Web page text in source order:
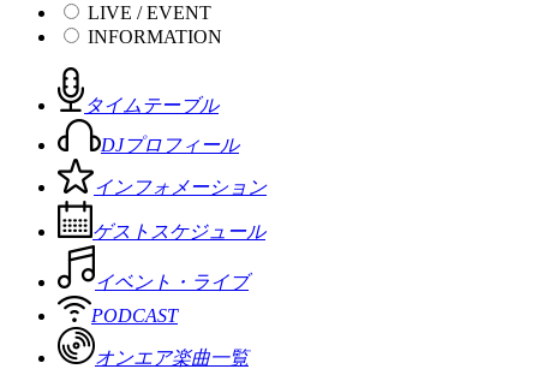
LIVE / EVENT
INFORMATION
タイムテーブル
DJプロフィール
インフォメーション
ゲストスケジュール
イベント・ライブ
PODCAST
オンエア楽曲一覧